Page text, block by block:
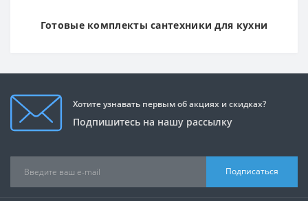
Готовые комплекты сантехники для кухни
Хотите узнавать первым об акциях и скидках?
Подпишитесь на нашу рассылку
Подписаться